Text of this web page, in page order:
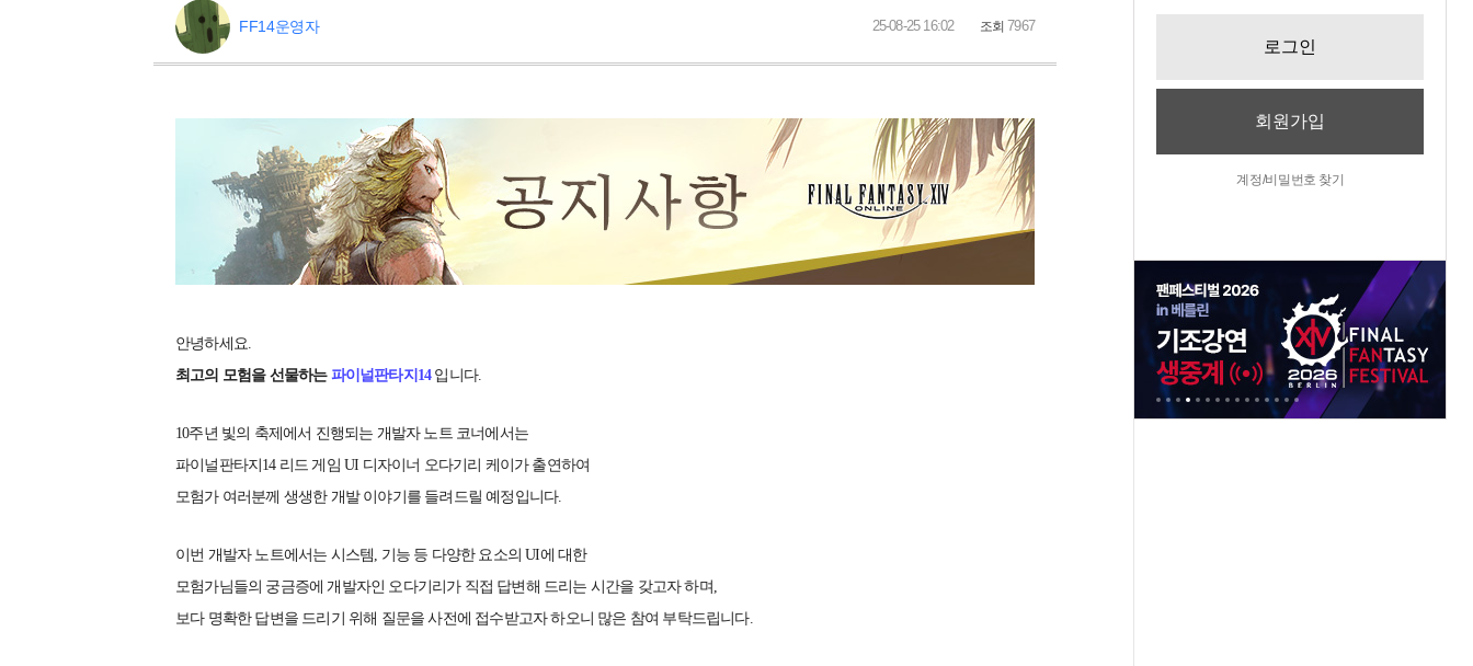
FF14운영자 25-08-25 16:02 조회 7967
안녕하세요.
최고의 모험을 선물하는 파이널판타지14입니다.
10주년 빛의 축제에서 진행되는 개발자 노트 코너에서는
파이널판타지14 리드 게임 UI 디자이너 오다기리 케이가 출연하여
모험가 여러분께 생생한 개발 이야기를 들려드릴 예정입니다.
이번 개발자 노트에서는 시스템, 기능 등 다양한 요소의 UI에 대한
모험가님들의 궁금증에 개발자인 오다기리가 직접 답변해 드리는 시간을 갖고자 하며,
보다 명확한 답변을 드리기 위해 질문을 사전에 접수받고자 하오니 많은 참여 부탁드립니다.
로그인
회원가입
계정/비밀번호 찾기